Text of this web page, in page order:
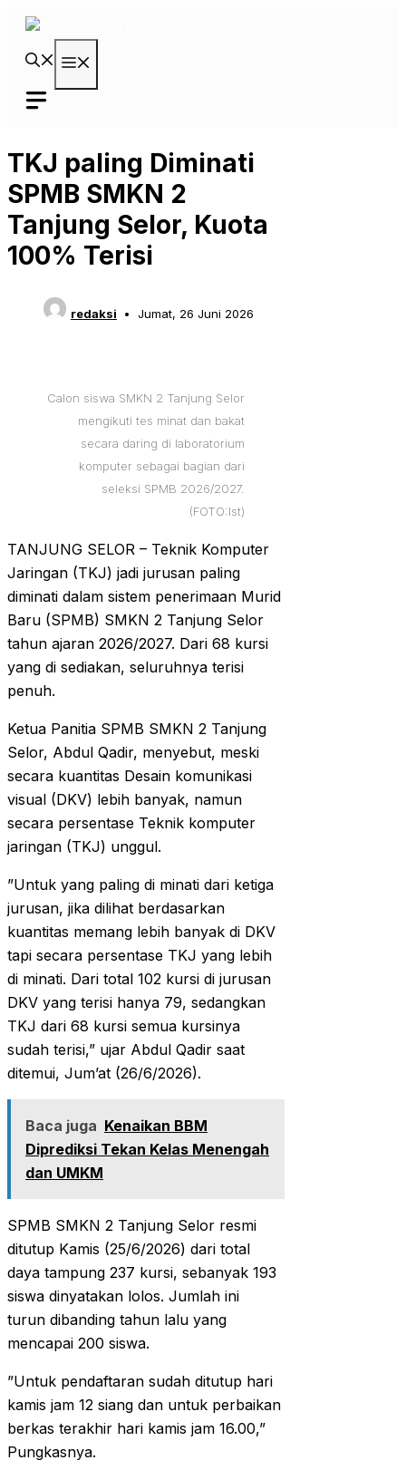
Langsung
TKJ paling Diminati
SPMB SMKN 2
Tanjung Selor, Kuota
100% Terisi
redaksi Jumat, 26 Juni 2026
Calon siswa SMKN 2 Tanjung Selor
mengikuti tes minat dan bakat
secara daring di laboratorium
komputer sebagai bagian dari
seleksi SPMB 2026/2027.
(FOTO:Ist)
‎TANJUNG SELOR – Teknik Komputer
Jaringan (TKJ) jadi jurusan paling
diminati dalam sistem penerimaan Murid
Baru (SPMB) SMKN 2 Tanjung Selor
tahun ajaran 2026/2027. Dari 68 kursi
yang di sediakan, seluruhnya terisi
penuh.
‎Ketua Panitia SPMB SMKN 2 Tanjung
Selor, Abdul Qadir, menyebut, meski
secara kuantitas Desain komunikasi
visual (DKV) lebih banyak, namun
secara persentase Teknik komputer
jaringan (TKJ) unggul.
‎”Untuk yang paling di minati dari ketiga
jurusan, jika dilihat berdasarkan
kuantitas memang lebih banyak di DKV
tapi secara persentase TKJ yang lebih
di minati. Dari total 102 kursi di jurusan
DKV yang terisi hanya 79, sedangkan
TKJ dari 68 kursi semua kursinya
sudah terisi,” ujar Abdul Qadir saat
ditemui, Jum’at (26/6/2026).
Baca juga Kenaikan BBM
Diprediksi Tekan Kelas Menengah
dan UMKM
‎SPMB SMKN 2 Tanjung Selor resmi
ditutup Kamis (25/6/2026) dari total
daya tampung 237 kursi, sebanyak 193
siswa dinyatakan lolos. Jumlah ini
turun dibanding tahun lalu yang
mencapai 200 siswa.
‎”Untuk pendaftaran sudah ditutup hari
kamis jam 12 siang dan untuk perbaikan
berkas terakhir hari kamis jam 16.00,”
Pungkasnya.